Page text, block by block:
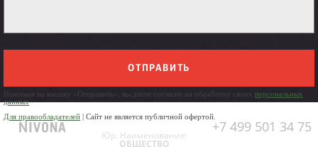
ОТПРАВИТЬ
Нажимая на кнопку «Отправить», вы даете согласие на обработку своих персональных
данных
Для правообладателей | Сайт не является публичной офертой.
+7 499 501 34 75
Юр. Наименование:
ОБЩЕСТВО